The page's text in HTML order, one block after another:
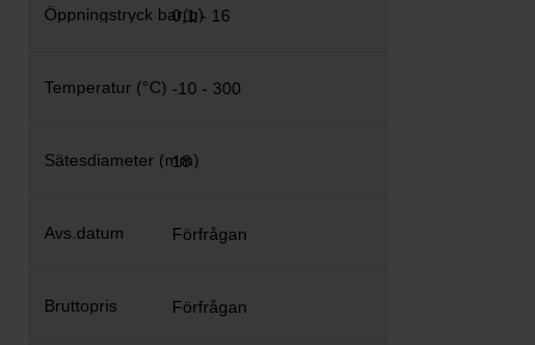
0,1 - 16
-10 - 300
18
Förfrågan
Förfrågan